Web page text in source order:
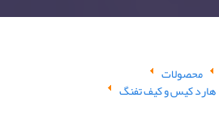
محصولات
هارد کیس و کیف تفنگ